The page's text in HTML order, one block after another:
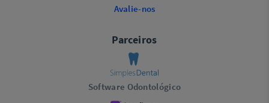
Avalie-nos
Parceiros
Software Odontológico